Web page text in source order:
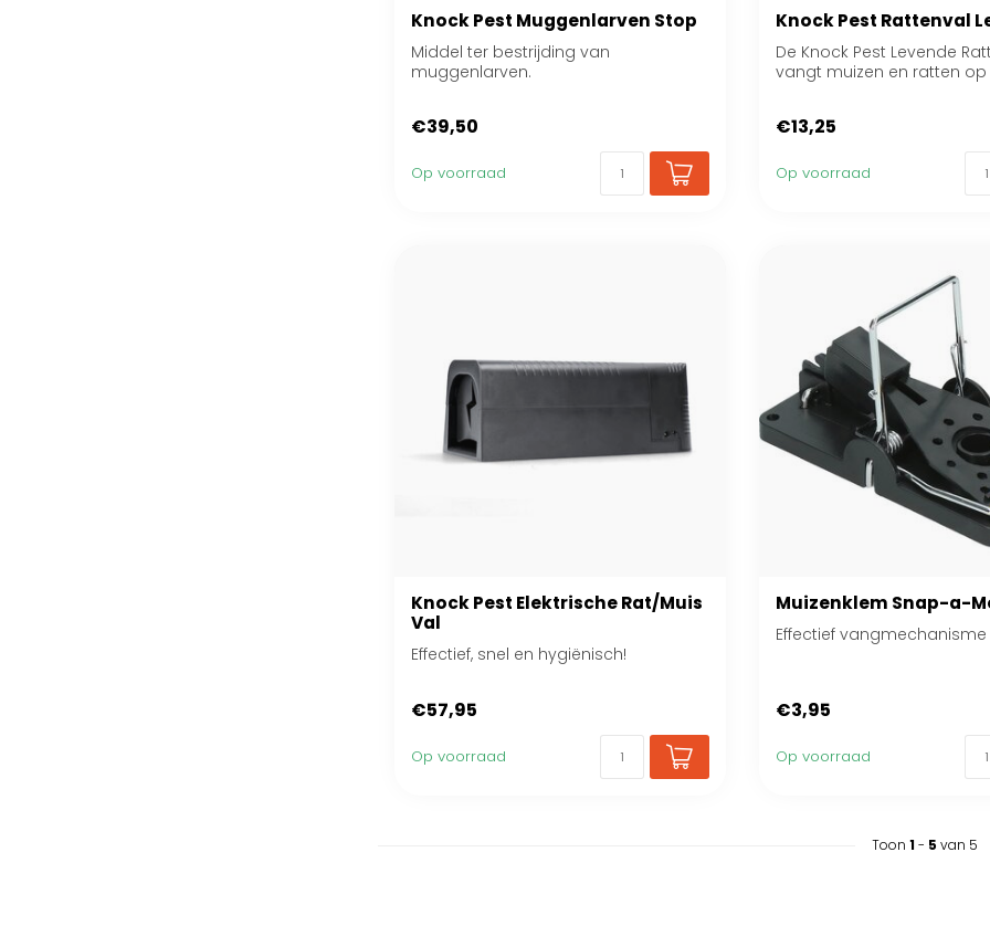
Knock Pest Muggenlarven Stop
Middel ter bestrijding van
muggenlarven.
€39,50
Op voorraad
Knock Pest Rattenval
De Knock Pest Levende
vangt muizen en ratten op
€13,25
Op voorraad
Knock Pest Elektrische Rat/Muis
Val
Effectief, snel en hygiënisch!
€57,95
Op voorraad
Muizenklem Snap-a-
Effectief vangmechanisme
€3,95
Op voorraad
Toon 1- 5 van 5